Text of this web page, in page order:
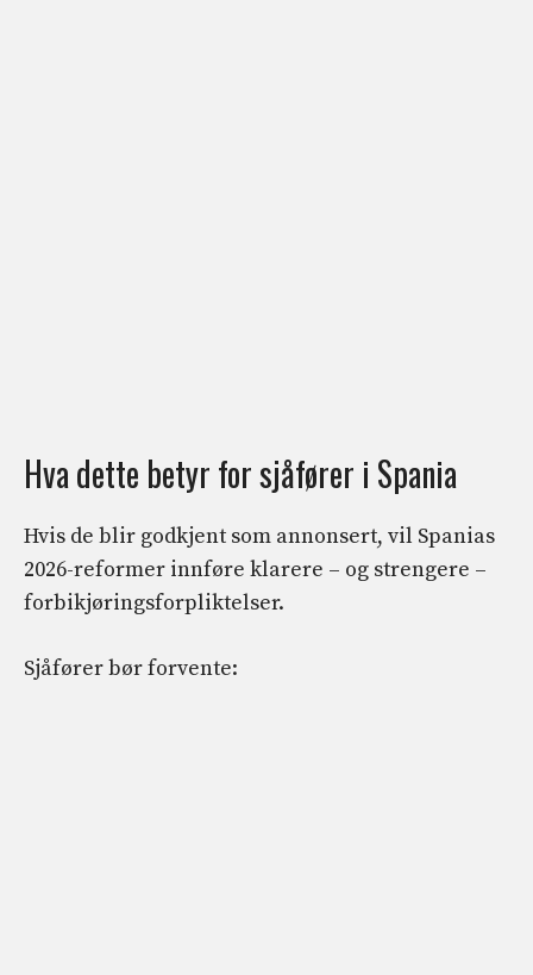
Hva dette betyr for sjåfører i Spania
Hvis de blir godkjent som annonsert, vil Spanias
2026-reformer innføre klarere – og strengere –
forbikjøringsforpliktelser.
Sjåfører bør forvente: